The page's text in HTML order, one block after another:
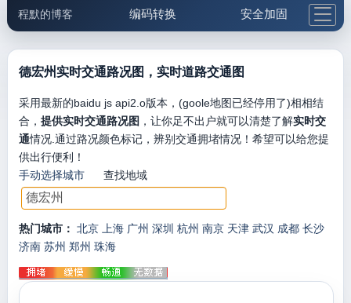
程默的博客 编码转换 安全加固
邮件工具 生活便民 更多工具
5.1支付宝大红包
德宏州实时交通路况图，实时道路交通图
采用最新的baidu js api2.o版本，(goole地图已经停用了)相相结
合， 提供实时交通路况图 ，让你足不出户就可以清楚了解实时交
通情况.通过路况颜色标记，辨别交通拥堵情况！希望可以给您提
供出行便利！
手动选择城市
查找地域
热门城市： 北京 上海 广州 深圳 杭州 南京 天津 武汉 成都 长沙
济南 苏州 郑州 珠海